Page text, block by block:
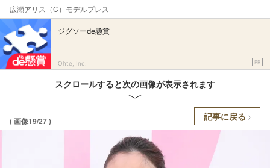
広瀬アリス（C）モデルプレス
ジグソーde懸賞
Ohte, Inc. PR
スクロールすると次の画像が表示されます
( 画像19/27 ) 記事に戻る